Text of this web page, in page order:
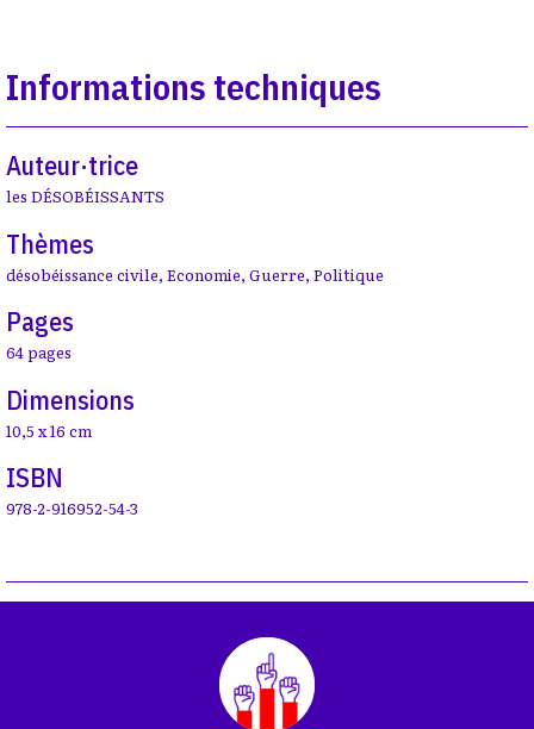
Informations techniques
Auteur·trice
les DÉSOBÉISSANTS
Thèmes
désobéissance civile, Economie, Guerre, Politique
Pages
64 pages
Dimensions
10,5 x 16 cm
ISBN
978-2-916952-54-3